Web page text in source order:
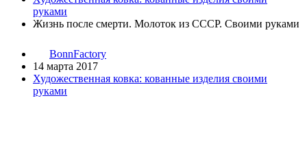
руками
Жизнь после смерти. Молоток из СССР. Своими руками
BonnFactory
14 марта 2017
Художественная ковка: кованные изделия своими
руками